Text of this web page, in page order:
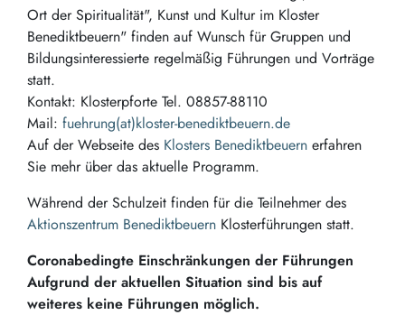
Ort der Spiritualität", Kunst und Kultur im Kloster
Benediktbeuern" finden auf Wunsch für Gruppen und
Bildungsinteressierte regelmäßig Führungen und Vorträge
statt.
Kontakt: Klosterpforte Tel. 08857-88110
Mail: fuehrung(at)kloster-benediktbeuern.de
Auf der Webseite des Klosters Benediktbeuern erfahren
Sie mehr über das aktuelle Programm.
Während der Schulzeit finden für die Teilnehmer des
Aktionszentrum Benediktbeuern Klosterführungen statt.
Coronabedingte Einschränkungen der Führungen
Aufgrund der aktuellen Situation sind bis auf
weiteres keine Führungen möglich.